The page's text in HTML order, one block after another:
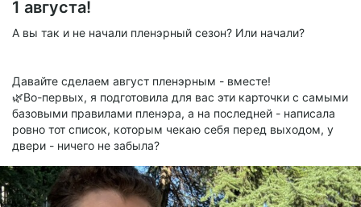
1 августа!
А вы так и не начали пленэрный сезон? Или начали?
Давайте сделаем август пленэрным - вместе!
🌿Во-первых, я подготовила для вас эти карточки с самыми
базовыми правилами пленэра, а на последней - написала
ровно тот список, которым чекаю себя перед выходом, у
двери - ничего не забыла?